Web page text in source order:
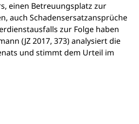
einen Betreuungsplatz zur
auch Schadensersatzansprüche
zur Folge haben
(JZ 2017, 373) analysiert die
und stimmt dem Urteil im